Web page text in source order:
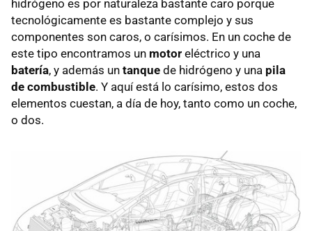
hidrógeno es por naturaleza bastante caro porque
tecnológicamente es bastante complejo y sus
componentes son caros, o carísimos. En un coche de
este tipo encontramos un motor eléctrico y una
batería, y además un tanque de hidrógeno y una pila
de combustible. Y aquí está lo carísimo, estos dos
elementos cuestan, a día de hoy, tanto como un coche,
o dos.